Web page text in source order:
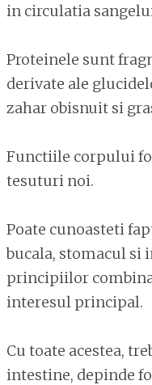
in circulatia
Proteinele sunt
derivate ale
zahar obisnuit si
Functiile corpului
tesuturi noi.
Poate cunoasteti
bucala, stomacul si
principiilor
interesul principal.
Cu toate acestea,
intestine, depinde